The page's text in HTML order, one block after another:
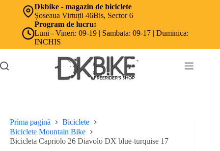
Dkbike - magazin de biciclete
Șoseaua Virtuții 46Bis, Sector 6
Program de lucru:
Luni - Vineri: 09-19 | Sambata: 09-17 | Duminica:
INCHIS
Prima pagină
Biciclete
Biciclete Mountain Bike
Bicicleta Capriolo 26 Diavolo DX blue-turquise 17